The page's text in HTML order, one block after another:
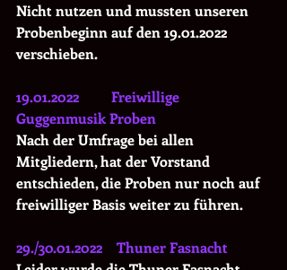
Nicht nutzen und mussten unseren
Probenbeginn auf den 19.01.2022
verschieben.
19.01.2022         Freiwillige
Guggenmusik Proben
Nach der Umfrage bei allen
Mitgliedern, hat der Vorstand
entschieden, die Proben nur noch auf
freiwilliger Basis weiter zu führen.
29./30.01.2022    Thuner Fasnacht